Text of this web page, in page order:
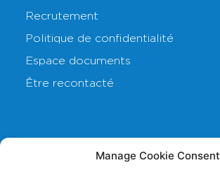
Manage Cookie Consent
Recrutement
Politique de confidentialité
Espace documents
Être recontacté
Nos sites